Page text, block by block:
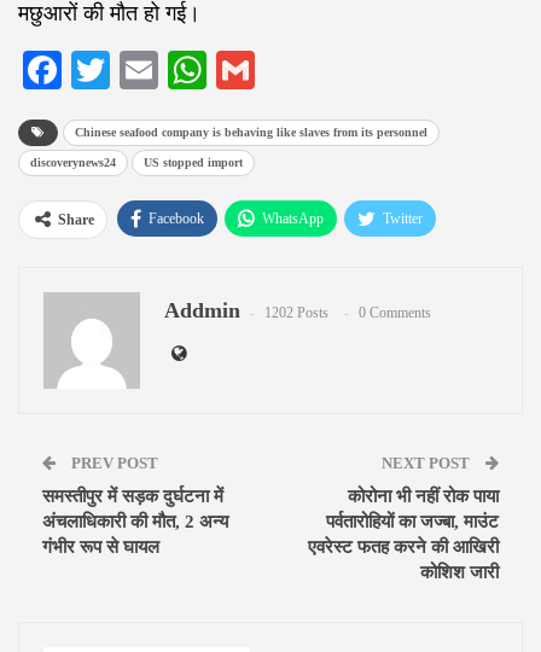
मछुआरों की मौत हो गई।
Facebook
TwitterEmailWhatsApp
Chinese seafood company is behaving like slaves from its personnel
discoverynews24 US stopped import
Share Facebook WhatsApp Twitter
Addmin 1202 Posts 0 Comments
PREV POST
समस्तीपुर में सड़क दुर्घटना में
अंचलाधिकारी की मौत, 2 अन्य
गंभीर रूप से घायल
NEXT POST
कोरोना भी नहीं रोक पाया
पर्वतारोहियों का जज्बा, माउंट
एवरेस्ट फतह करने की आखिरी
कोशिश जारी